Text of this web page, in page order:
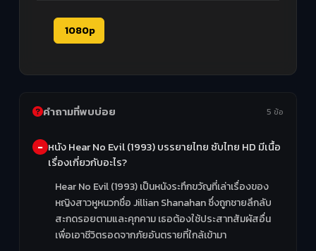
1080p
คำถามที่พบบ่อย 5 ข้อ
หนัง Hear No Evil (1993) บรรยายไทย ซับไทย HD มีเนื้อ
เรื่องเกี่ยวกับอะไร?
Hear No Evil (1993) เป็นหนังระทึกขวัญที่เล่าเรื่องของ
หญิงสาวหูหนวกชื่อ Jillian Shanahan ซึ่งถูกชายลึกลับ
สะกดรอยตามและคุกคาม เธอต้องใช้ประสาทสัมผัสอื่น
เพื่อเอาชีวิตรอดจากภัยอันตรายที่ใกล้เข้ามา